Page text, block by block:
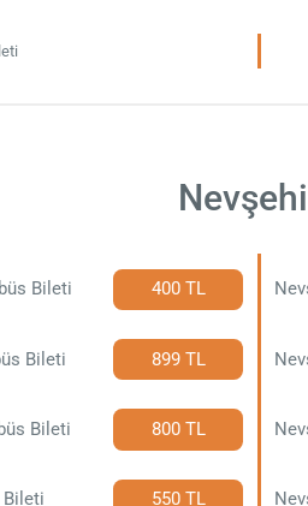
Bileti 400 TL
Bileti 899 TL
Bileti 800 TL
Bileti 550 TL